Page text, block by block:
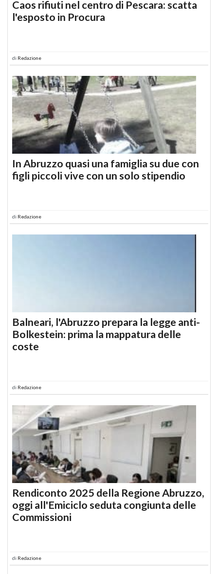
Caos rifiuti nel centro di Pescara: scatta
l'esposto in Procura
di Redazione
In Abruzzo quasi una famiglia su due con
figli piccoli vive con un solo stipendio
di Redazione
Balneari, l'Abruzzo prepara la legge anti-
Bolkestein: prima la mappatura delle
coste
di Redazione
Rendiconto 2025 della Regione Abruzzo,
oggi all'Emiciclo seduta congiunta delle
Commissioni
di Redazione